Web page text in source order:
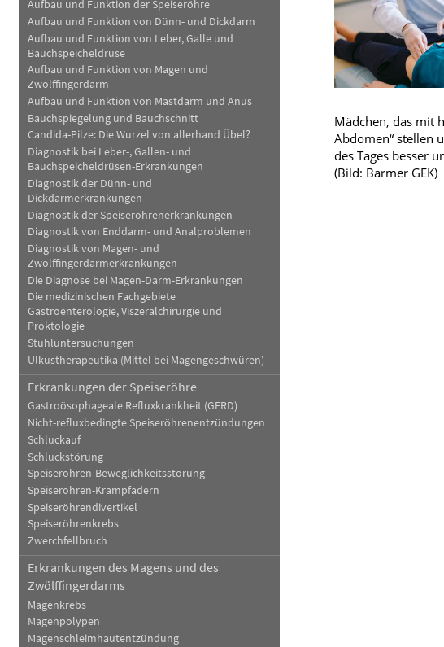
Haut, Haare und Nägel
Psychische Erkrankungen
Schmerz- und Schlafmedizin
Frauenkrankheiten
Aufbau und Funktion der Speiseröhre
Aufbau und Funktion von Dünn- und Dickdarm
Aufbau und Funktion von Leber, Galle und
Bauchspeicheldrüse
Aufbau und Funktion von Magen und
Zwölffingerdarm
Aufbau und Funktion von Mastdarm und Anus
Bauchspiegelung und Bauchschnitt
Candida-Pilze: Die Wurzel von allerhand Übel?
Diagnostik bei Leber-, Gallen- und
Bauchspeicheldrüsen-Erkrankungen
Diagnostik der Dünn- und
Dickdarmerkrankungen
Diagnostik der Speiseröhrenerkrankungen
Diagnostik von Enddarm- und Analproblemen
Diagnostik von Magen- und
Zwölffingerdarmerkrankungen
Die Diagnose bei Magen-Darm-Erkrankungen
Die medizinischen Fachgebiete
Gastroenterologie, Viszeralchirurgie und
Proktologie
Stuhluntersuchungen
Ulkustherapeutika (Mittel bei Magengeschwüren)
Erkrankungen der Speiseröhre
Gastroösophageale Refluxkrankheit (GERD)
Nicht-refluxbedingte Speiseröhrenentzündungen
Schluckauf
Schluckstörung
Speiseröhren-Beweglichkeitsstörung
Speiseröhren-Krampfadern
Speiseröhrendivertikel
Speiseröhrenkrebs
Zwerchfellbruch
Erkrankungen des Magens und des
Zwölffingerdarms
Magenkrebs
Magenpolypen
Magenschleimhautentzündung
Mädchen, das mit
Abdomen“ stellen
des Tages besser
(Bild: Barmer GEK)